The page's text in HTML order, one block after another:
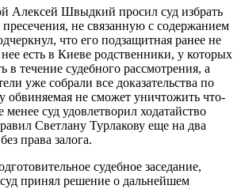
Алексей Швыдкий просил суд избрать
не связанную с содержанием
что его подзащитная ранее не
есть в Киеве родственники, у которых
в течение судебного рассмотрения, а
уже собрали все доказательства по
обвиняемая не сможет уничтожить что-
суд удовлетворил ходатайство
Светлану Турлакову еще на два
права залога.
судебное заседание,
принял решение о дальнейшем